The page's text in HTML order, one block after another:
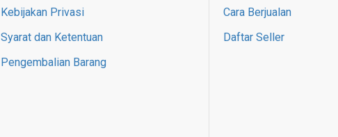
Kebijakan Privasi
Syarat dan Ketentuan
Pengembalian Barang
Cara Berjualan
Daftar Seller